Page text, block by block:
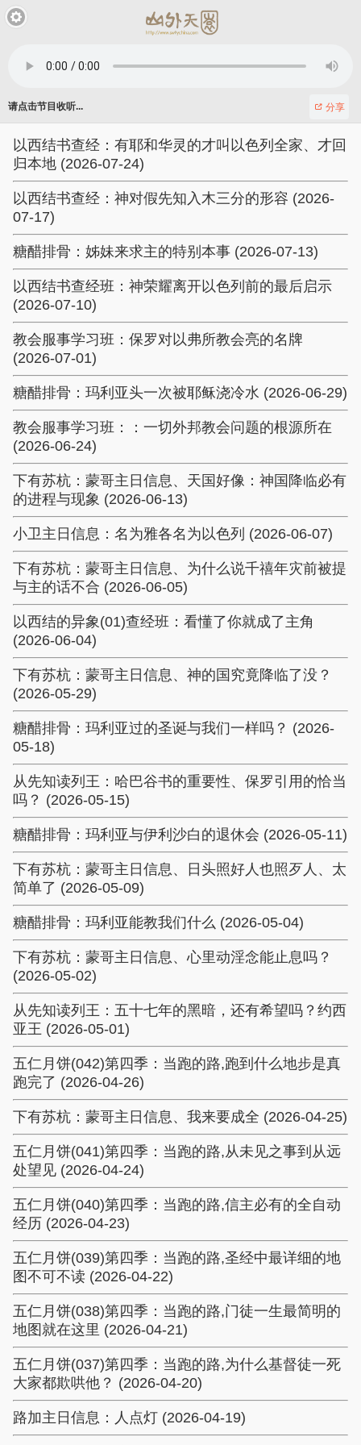
请点击节目收听... 分享
以西结书查经：有耶和华灵的才叫以色列全家、才回
归本地 (2026-07-24)
以西结书查经：神对假先知入木三分的形容 (2026-
07-17)
糖醋排骨：姊妹来求主的特别本事 (2026-07-13)
以西结书查经班：神荣耀离开以色列前的最后启示
(2026-07-10)
教会服事学习班：保罗对以弗所教会亮的名牌
(2026-07-01)
糖醋排骨：玛利亚头一次被耶稣浇冷水 (2026-06-29)
教会服事学习班：：一切外邦教会问题的根源所在
(2026-06-24)
下有苏杭：蒙哥主日信息、天国好像：神国降临必有
的进程与现象 (2026-06-13)
小卫主日信息：名为雅各名为以色列 (2026-06-07)
下有苏杭：蒙哥主日信息、为什么说千禧年灾前被提
与主的话不合 (2026-06-05)
以西结的异象(01)查经班：看懂了你就成了主角
(2026-06-04)
下有苏杭：蒙哥主日信息、神的国究竟降临了没？
(2026-05-29)
糖醋排骨：玛利亚过的圣诞与我们一样吗？ (2026-
05-18)
从先知读列王：哈巴谷书的重要性、保罗引用的恰当
吗？ (2026-05-15)
糖醋排骨：玛利亚与伊利沙白的退休会 (2026-05-11)
下有苏杭：蒙哥主日信息、日头照好人也照歹人、太
简单了 (2026-05-09)
糖醋排骨：玛利亚能教我们什么 (2026-05-04)
下有苏杭：蒙哥主日信息、心里动淫念能止息吗？
(2026-05-02)
从先知读列王：五十七年的黑暗，还有希望吗？约西
亚王 (2026-05-01)
五仁月饼(042)第四季：当跑的路,跑到什么地步是真
跑完了 (2026-04-26)
下有苏杭：蒙哥主日信息、我来要成全 (2026-04-25)
五仁月饼(041)第四季：当跑的路,从未见之事到从远
处望见 (2026-04-24)
五仁月饼(040)第四季：当跑的路,信主必有的全自动
经历 (2026-04-23)
五仁月饼(039)第四季：当跑的路,圣经中最详细的地
图不可不读 (2026-04-22)
五仁月饼(038)第四季：当跑的路,门徒一生最简明的
地图就在这里 (2026-04-21)
五仁月饼(037)第四季：当跑的路,为什么基督徒一死
大家都欺哄他？ (2026-04-20)
路加主日信息：人点灯 (2026-04-19)